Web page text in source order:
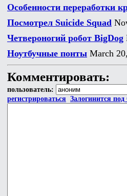
Особенности переработки
Посмотрел Suicide Squad
Четвероногий робот BigDog
Ноутбучные понты March
Комментировать:
пользователь:
регистрироваться Залогинится